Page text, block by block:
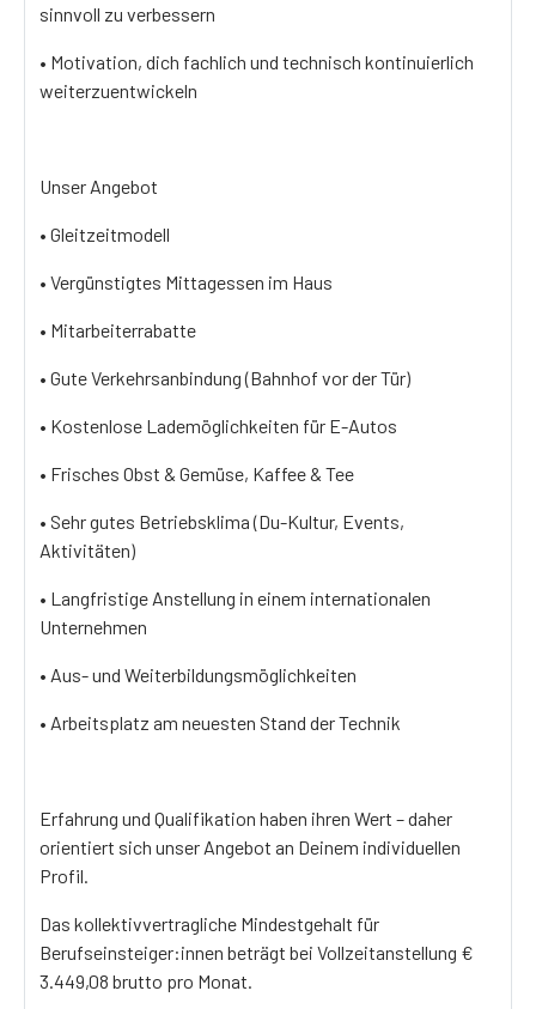
sinnvoll zu verbessern
• Motivation, dich fachlich und technisch kontinuierlich
weiterzuentwickeln
Unser Angebot
• Gleitzeitmodell
• Vergünstigtes Mittagessen im Haus
• Mitarbeiterrabatte
• Gute Verkehrsanbindung (Bahnhof vor der Tür)
• Kostenlose Lademöglichkeiten für E-Autos
• Frisches Obst & Gemüse, Kaffee & Tee
• Sehr gutes Betriebsklima (Du-Kultur, Events,
Aktivitäten)
• Langfristige Anstellung in einem internationalen
Unternehmen
• Aus- und Weiterbildungsmöglichkeiten
• Arbeitsplatz am neuesten Stand der Technik
Erfahrung und Qualifikation haben ihren Wert – daher
orientiert sich unser Angebot an Deinem individuellen
Profil.
Das kollektivvertragliche Mindestgehalt für
Berufseinsteiger:innen beträgt bei Vollzeitanstellung €
3.449,08 brutto pro Monat.